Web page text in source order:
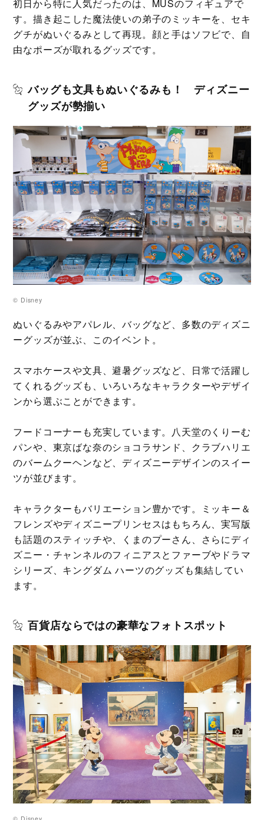
初日から特に人気だったのは、MUSのフィギュアで
す。描き起こした魔法使いの弟子のミッキーを、セキ
グチがぬいぐるみとして再現。顔と手はソフビで、自
由なポーズが取れるグッズです。
バッグも文具もぬいぐるみも！ ディズニー
グッズが勢揃い
© Disney
ぬいぐるみやアパレル、バッグなど、多数のディズニ
ーグッズが並ぶ、このイベント。
スマホケースや文具、避暑グッズなど、日常で活躍し
てくれるグッズも、いろいろなキャラクターやデザイ
ンから選ぶことができます。
フードコーナーも充実しています。八天堂のくりーむ
パンや、東京ばな奈のショコラサンド、クラブハリエ
のバームクーヘンなど、ディズニーデザインのスイー
ツが並びます。
キャラクターもバリエーション豊かです。ミッキー＆
フレンズやディズニープリンセスはもちろん、実写版
も話題のスティッチや、くまのプーさん、さらにディ
ズニー・チャンネルのフィニアスとファーブやドラマ
シリーズ、キングダム ハーツのグッズも集結してい
ます。
百貨店ならではの豪華なフォトスポット